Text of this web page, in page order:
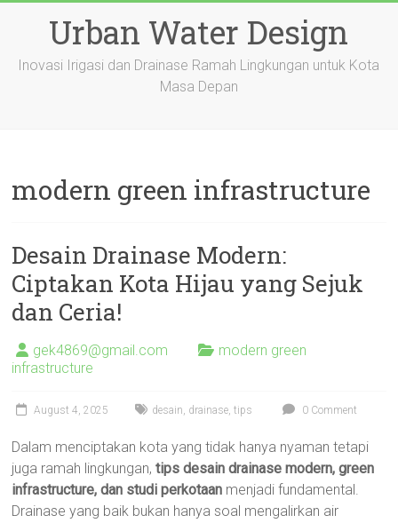
Urban Water Design
Inovasi Irigasi dan Drainase Ramah Lingkungan untuk Kota
Masa Depan
modern green infrastructure
Desain Drainase Modern:
Ciptakan Kota Hijau yang Sejuk
dan Ceria!
gek4869@gmail.com
modern green
infrastructure
August 4, 2025 desain, drainase,tips 0 Comment
Dalam menciptakan kota yang tidak hanya nyaman tetapi
juga ramah lingkungan,tips desain drainase modern, green
infrastructure, dan studi perkotaan menjadi fundamental.
Drainase yang baik bukan hanya soal mengalirkan air